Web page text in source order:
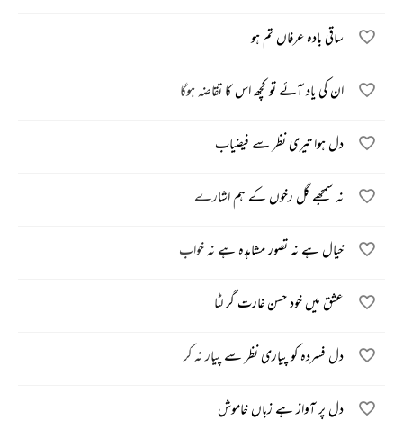
ساقی بادہ عرفاں تم ہو
ان کی یاد آئے تو کچھ اس کا تقاضہ ہوگا
دل ہوا تیری نظر سے فیضیاب
نہ سمجھے گل رخوں کے ہم اشارے
خیال ہے نہ تصور مشاہدہ ہے نہ خواب
عشق میں خود حسن غارت گر لٹا
دل فسردہ کو پیاری نظر سے پیار نہ کر
دل پر آواز ہے زباں خاموش